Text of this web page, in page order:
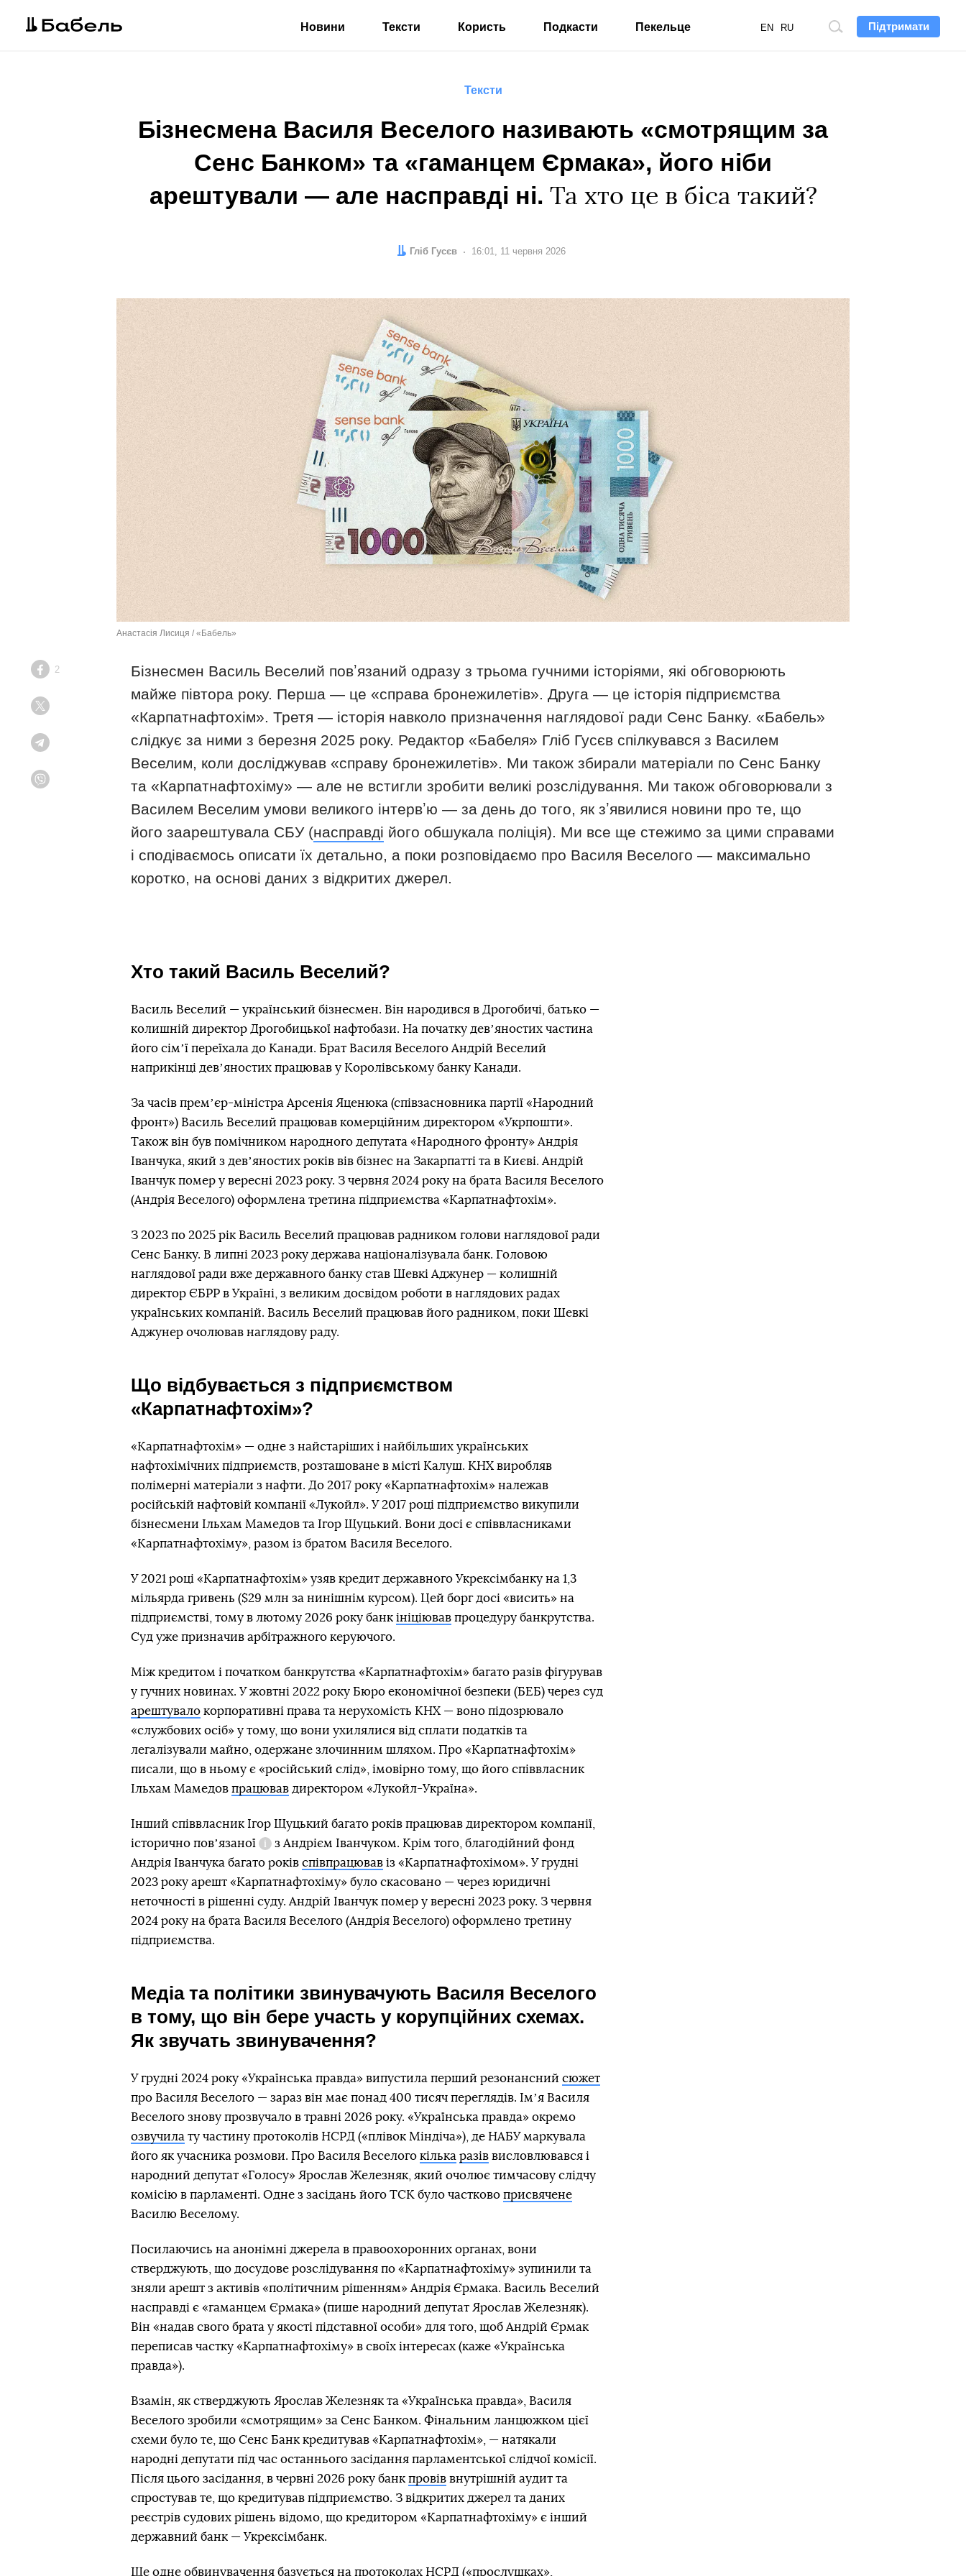
Підтримати
Пошук
EN RU
Новини Тексти Користь Подкасти Пекельце
Тексти
Бізнесмена Василя Веселого називають «смотрящим за
Сенс Банком» та «гаманцем Єрмака», його ніби
арештували — але насправді ні. Та хто це в біса такий?
Автор:
Гліб Гусєв Дата:
16:01, 11 червня 2026
Анастасія Лисиця / «Бабель»
Facebook
2
Бізнесмен Василь Веселий повʼязаний одразу з трьома гучними історіями, які обговорюють
майже півтора року. Перша — це «справа бронежилетів». Друга — це історія підприємства
«Карпатнафтохім». Третя — історія навколо призначення наглядової ради Сенс Банку. «Бабель»
слідкує за ними з березня 2025 року. Редактор «Бабеля» Гліб Гусєв спілкувався з Василем
Веселим, коли досліджував «справу бронежилетів». Ми також збирали матеріали по Сенс Банку
та «Карпатнафтохіму» — але не встигли зробити великі розслідування. Ми також обговорювали з
Василем Веселим умови великого інтервʼю — за день до того, як зʼявилися новини про те, що
його заарештувала СБУ (насправді його обшукала поліція). Ми все ще стежимо за цими справами
і сподіваємось описати їх детально, а поки розповідаємо про Василя Веселого — максимально
коротко, на основі даних з відкритих джерел.
Хто такий Василь Веселий?
Василь Веселий — український бізнесмен. Він народився в Дрогобичі, батько —
колишній директор Дрогобицької нафтобази. На початку девʼяностих частина
його сімʼї переїхала до Канади. Брат Василя Веселого Андрій Веселий
наприкінці девʼяностих працював у Королівському банку Канади.
За часів премʼєр-міністра Арсенія Яценюка (співзасновника партії «Народний
фронт») Василь Веселий працював комерційним директором «Укрпошти».
Також він був помічником народного депутата «Народного фронту» Андрія
Іванчука, який з девʼяностих років вів бізнес на Закарпатті та в Києві. Андрій
Іванчук помер у вересні 2023 року. З червня 2024 року на брата Василя Веселого
(Андрія Веселого) оформлена третина підприємства «Карпатнафтохім».
З 2023 по 2025 рік Василь Веселий працював радником голови наглядової ради
Сенс Банку. В липні 2023 року держава націоналізувала банк. Головою
наглядової ради вже державного банку став Шевкі Аджунер — колишній
директор ЄБРР в Україні, з великим досвідом роботи в наглядових радах
українських компаній. Василь Веселий працював його радником, поки Шевкі
Аджунер очолював наглядову раду.
Що відбувається з підприємством
«Карпатнафтохім»?
«Карпатнафтохім» — одне з найстаріших і найбільших українських
нафтохімічних підприємств, розташоване в місті Калуш. КНХ виробляв
полімерні матеріали з нафти. До 2017 року «Карпатнафтохім» належав
російській нафтовій компанії «Лукойл». У 2017 році підприємство викупили
бізнесмени Ільхам Мамедов та Ігор Щуцький. Вони досі є співвласниками
«Карпатнафтохіму», разом із братом Василя Веселого.
У 2021 році «Карпатнафтохім» узяв кредит державного Укрексімбанку на 1,3
мільярда гривень ($29 млн за нинішнім курсом). Цей борг досі «висить» на
підприємстві, тому в лютому 2026 року банк ініціював процедуру банкрутства.
Суд уже призначив арбітражного керуючого.
Між кредитом і початком банкрутства «Карпатнафтохім» багато разів фігурував
у гучних новинах. У жовтні 2022 року Бюро економічної безпеки (БЕБ) через суд
арештувало корпоративні права та нерухомість КНХ — воно підозрювало
«службових осіб» у тому, що вони ухилялися від сплати податків та
легалізували майно, одержане злочинним шляхом. Про «Карпатнафтохім»
писали, що в ньому є «російський слід», імовірно тому, що його співвласник
Ільхам Мамедов працював директором «Лукойл-Україна».
Інший співвласник Ігор Щуцький багато років працював директором компанії,
історично повʼязаної
Довідка
з Андрієм Іванчуком. Крім того, благодійний фонд
Андрія Іванчука багато років співпрацював із «Карпатнафтохімом». У грудні
2023 року арешт «Карпатнафтохіму» було скасовано — через юридичні
неточності в рішенні суду. Андрій Іванчук помер у вересні 2023 року. З червня
2024 року на брата Василя Веселого (Андрія Веселого) оформлено третину
підприємства.
Медіа та політики звинувачують Василя Веселого
в тому, що він бере участь у корупційних схемах.
Як звучать звинувачення?
У грудні 2024 року «Українська правда» випустила перший резонансний сюжет
про Василя Веселого — зараз він має понад 400 тисяч переглядів. Імʼя Василя
Веселого знову прозвучало в травні 2026 року. «Українська правда» окремо
озвучила ту частину протоколів НСРД («плівок Міндіча»), де НАБУ маркувала
його як учасника розмови. Про Василя Веселого кілька разів висловлювався і
народний депутат «Голосу» Ярослав Железняк, який очолює тимчасову слідчу
комісію в парламенті. Одне з засідань його ТСК було частково присвячене
Василю Веселому.
Посилаючись на анонімні джерела в правоохоронних органах, вони
стверджують, що досудове розслідування по «Карпатнафтохіму» зупинили та
зняли арешт з активів «політичним рішенням» Андрія Єрмака. Василь Веселий
насправді є «гаманцем Єрмака» (пише народний депутат Ярослав Железняк).
Він «надав свого брата у якості підставної особи» для того, щоб Андрій Єрмак
переписав частку «Карпатнафтохіму» в своїх інтересах (каже «Українська
правда»).
Взамін, як стверджують Ярослав Железняк та «Українська правда», Василя
Веселого зробили «смотрящим» за Сенс Банком. Фінальним ланцюжком цієї
схеми було те, що Сенс Банк кредитував «Карпатнафтохім», — натякали
народні депутати під час останнього засідання парламентської слідчої комісії.
Після цього засідання, в червні 2026 року банк провів внутрішній аудит та
спростував те, що кредитував підприємство. З відкритих джерел та даних
реєстрів судових рішень відомо, що кредитором «Карпатнафтохіму» є інший
державний банк — Укрексімбанк.
Ще одне обвинувачення базується на протоколах НСРД («прослушках»,